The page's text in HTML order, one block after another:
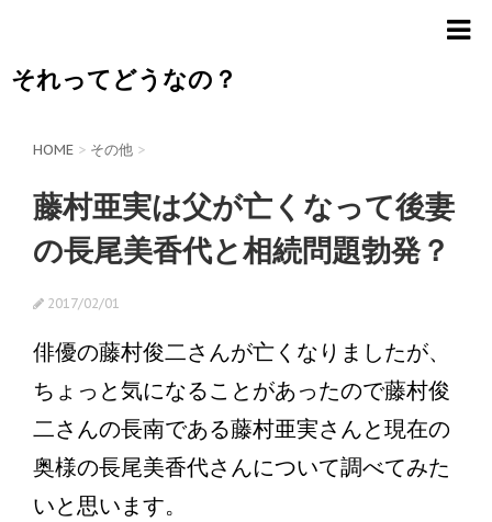
それってどうなの？
HOME > その他 >
藤村亜実は父が亡くなって後妻
の長尾美香代と相続問題勃発？
2017/02/01
俳優の藤村俊二さんが亡くなりましたが、
ちょっと気になることがあったので藤村俊
二さんの長南である藤村亜実さんと現在の
奥様の長尾美香代さんについて調べてみた
いと思います。